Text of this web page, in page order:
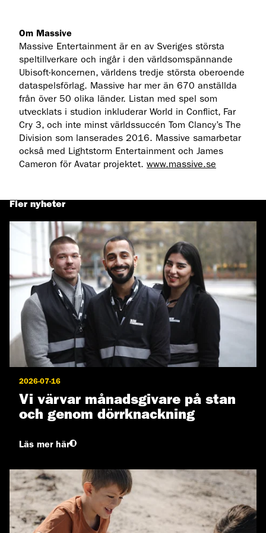
Om Massive
Massive Entertainment är en av Sveriges största
speltillverkare och ingår i den världsomspännande
Ubisoft-koncernen, världens tredje största oberoende
dataspelsförlag. Massive har mer än 670 anställda
från över 50 olika länder. Listan med spel som
utvecklats i studion inkluderar World in Conflict, Far
Cry 3, och inte minst världssuccén Tom Clancy’s The
Division som lanserades 2016. Massive samarbetar
också med Lightstorm Entertainment och James
Cameron för Avatar projektet. www.massive.se
Fler nyheter
2026-07-16
Vi värvar månadsgivare på stan
och genom dörrknackning
Läs mer här